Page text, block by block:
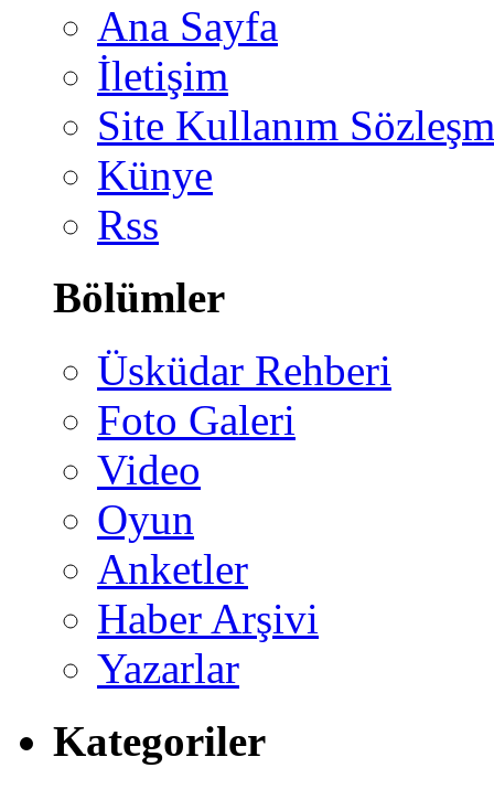
Ana Sayfa
İletişim
Site Kullanım
Künye
Rss
Bölümler
Üsküdar Rehberi
Foto Galeri
Video
Oyun
Anketler
Haber Arşivi
Yazarlar
Kategoriler